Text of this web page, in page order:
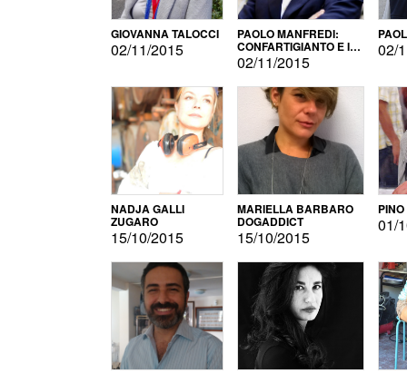
GIOVANNA TALOCCI
02/11/2015
PAOLO MANFREDI:
CONFARTIGIANTO E IL
SONDAGGIO
02/11/2015
02/
NADJA GALLI
ZUGARO
15/10/2015
MARIELLA BARBARO
DOGADDICT
15/10/2015
01/